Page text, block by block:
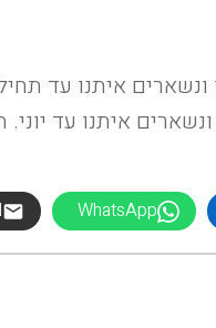
איתנו עד
איתנו עד
WhatsApp